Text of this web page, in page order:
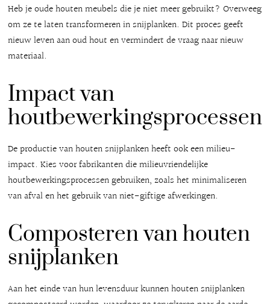
Heb je oude houten meubels die je niet meer gebruikt? Overweeg
om ze te laten transformeren in snijplanken. Dit proces geeft
nieuw leven aan oud hout en vermindert de vraag naar nieuw
materiaal.
Impact van
houtbewerkingsprocessen
De productie van houten snijplanken heeft ook een milieu-
impact. Kies voor fabrikanten die milieuvriendelijke
houtbewerkingsprocessen gebruiken, zoals het minimaliseren
van afval en het gebruik van niet-giftige afwerkingen.
Composteren van houten
snijplanken
Aan het einde van hun levensduur kunnen houten snijplanken